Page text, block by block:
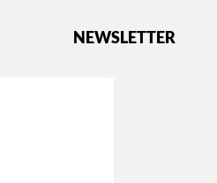
NEWSLETTER